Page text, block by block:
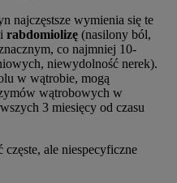
najczęstsze wymienia się te
i rabdomiolizę (nasilony ból,
co najmniej 10-
niewydolność nerek).
w wątrobie, mogą
wątrobowych w
3 miesięcy od czasu
ale niespecyficzne